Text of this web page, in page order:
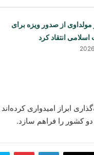
از صدور ویزه برای
انتقاد کرد
ابراز امیدواری
کشور را فراهم سازد.
LinkedIn